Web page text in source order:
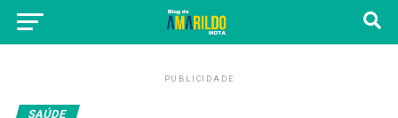
PUBLICIDADE
SAÚDE